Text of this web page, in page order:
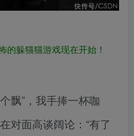
躲猫猫游戏现在开始！
飘”，我手捧一杯咖
对面高谈阔论：“有了